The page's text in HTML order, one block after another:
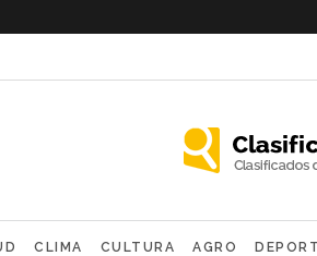
CLIMA CULTURA AGRO